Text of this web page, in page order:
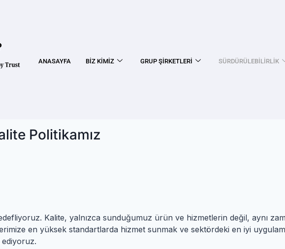
ANASAYFA BIZ KIMIZ GRUP ŞIRKETLERI SÜRDÜRÜLEBILIRLIK
Politikamız
Kalite, yalnızca sunduğumuz ürün ve hizmetlerin değil, aynı
en yüksek standartlarda hizmet sunmak ve sektördeki en iyi